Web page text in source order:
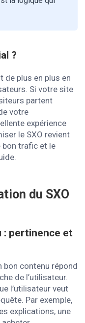
?
de plus en plus en
Si votre site
partent
votre
expérience
le SXO revient
bon trafic et le
du SXO
: pertinence et
bon contenu répond
de l’utilisateur.
l’utilisateur veut
Par exemple,
explications, une